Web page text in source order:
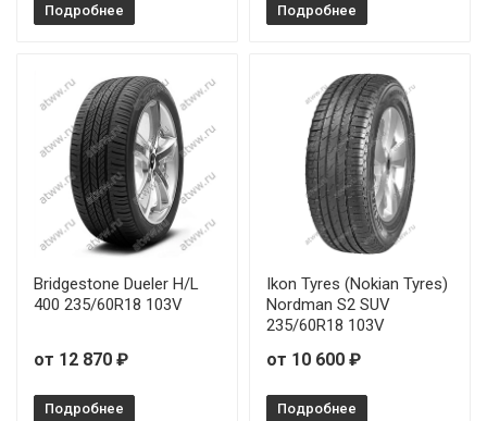
Подробнее Подробнее
Bridgestone Dueler H/L
400 235/60R18 103V
от 12 870 ₽
Подробнее
Ikon Tyres (Nokian Tyres)
Nordman S2 SUV
235/60R18 103V
от 10 600 ₽
Подробнее